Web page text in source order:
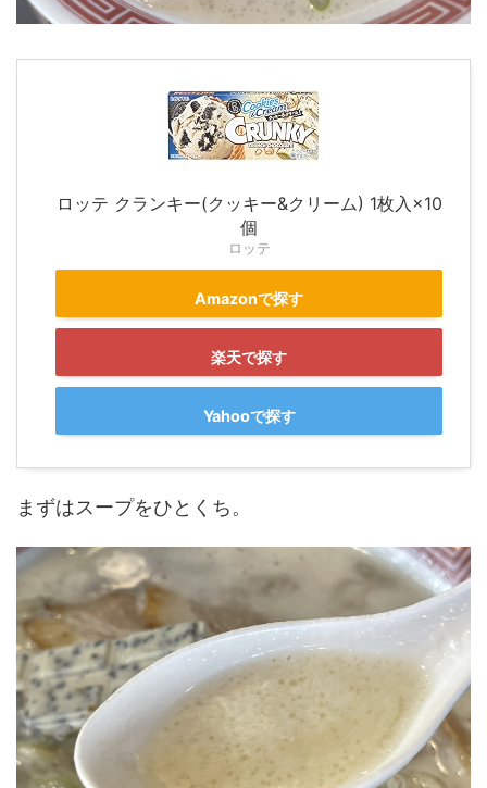
ロッテ クランキー(クッキー&クリーム) 1枚入×10
個
ロッテ
Amazonで探す
楽天で探す
Yahooで探す
まずはスープをひとくち。